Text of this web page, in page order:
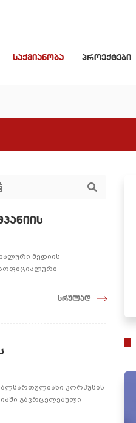
საქმიანობა პროექტები
მედიის
სრულად
კორპუსის
გავრცელებული